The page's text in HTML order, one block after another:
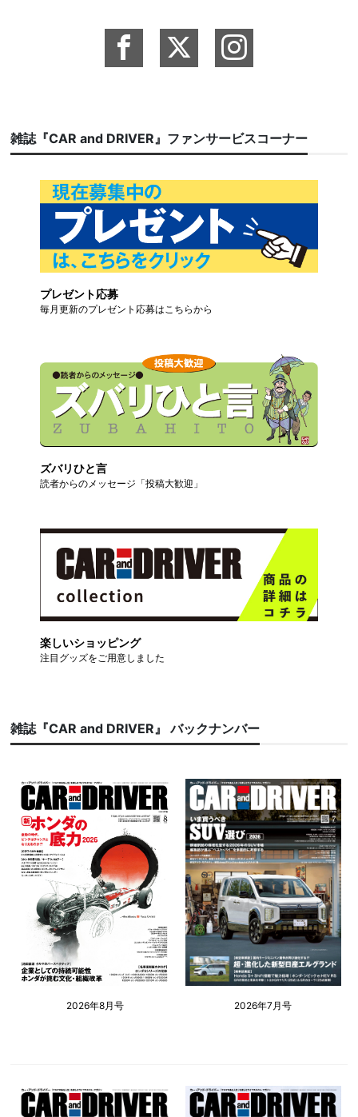
雑誌『CAR and DRIVER』ファンサービスコーナー
プレゼント応募
毎月更新のプレゼント応募はこちらから
ズバリひと言
読者からのメッセージ「投稿大歓迎」
楽しいショッピング
注目グッズをご用意しました
雑誌『CAR and DRIVER』 バックナンバー
2026年8月号 2026年7月号